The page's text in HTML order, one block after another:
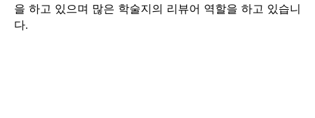
을 하고 있으며 많은 학술지의 리뷰어 역할을 하고 있습니
다.